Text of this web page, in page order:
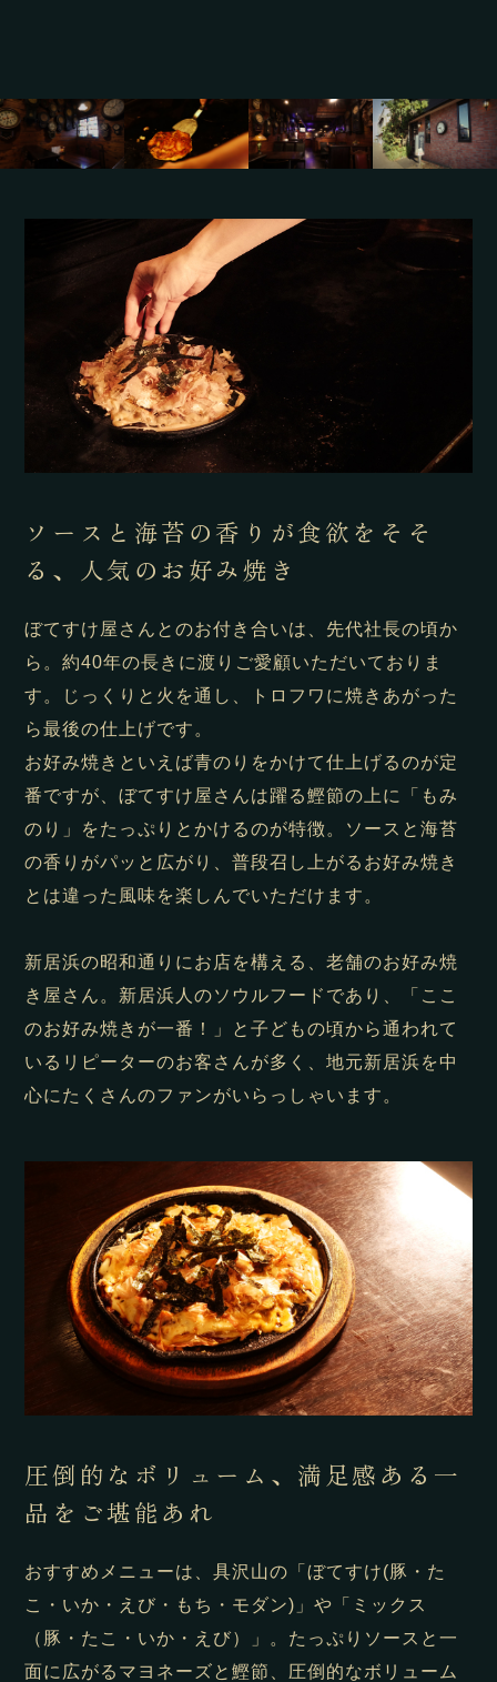
ソースと海苔の香りが食欲をそそ
る、人気のお好み焼き
ぼてすけ屋さんとのお付き合いは、先代社長の頃か
ら。約40年の長きに渡りご愛顧いただいておりま
す。じっくりと火を通し、トロフワに焼きあがった
ら最後の仕上げです。
お好み焼きといえば青のりをかけて仕上げるのが定
番ですが、ぼてすけ屋さんは躍る鰹節の上に「もみ
のり」をたっぷりとかけるのが特徴。ソースと海苔
の香りがパッと広がり、普段召し上がるお好み焼き
とは違った風味を楽しんでいただけます。
新居浜の昭和通りにお店を構える、老舗のお好み焼
き屋さん。新居浜人のソウルフードであり、「ここ
のお好み焼きが一番！」と子どもの頃から通われて
いるリピーターのお客さんが多く、地元新居浜を中
心にたくさんのファンがいらっしゃいます。
圧倒的なボリューム、満足感ある一
品をご堪能あれ
おすすめメニューは、具沢山の「ぼてすけ(豚・た
こ・いか・えび・もち・モダン)」や「ミックス
（豚・たこ・いか・えび）」。たっぷりソースと一
面に広がるマヨネーズと鰹節、圧倒的なボリューム